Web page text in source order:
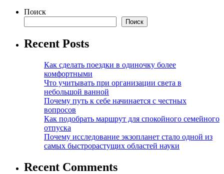
Поиск
Поиск
Recent Posts
Как сделать поездки в одиночку более
комфортными
Что учитывать при организации света в
небольшой ванной
Почему путь к себе начинается с честных
вопросов
Как подобрать маршрут для спокойного семейного
отпуска
Почему исследование экзопланет стало одной из
самых быстрорастущих областей науки
Recent Comments